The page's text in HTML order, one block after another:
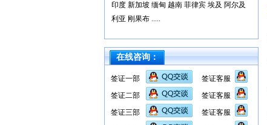
印度 新加坡 缅甸 越南 菲律宾 埃及 阿尔及
利亚 刚果布 .....
在线咨询：
签证一部
签证二部
签证三部
签证客服
签证客服
签证客服